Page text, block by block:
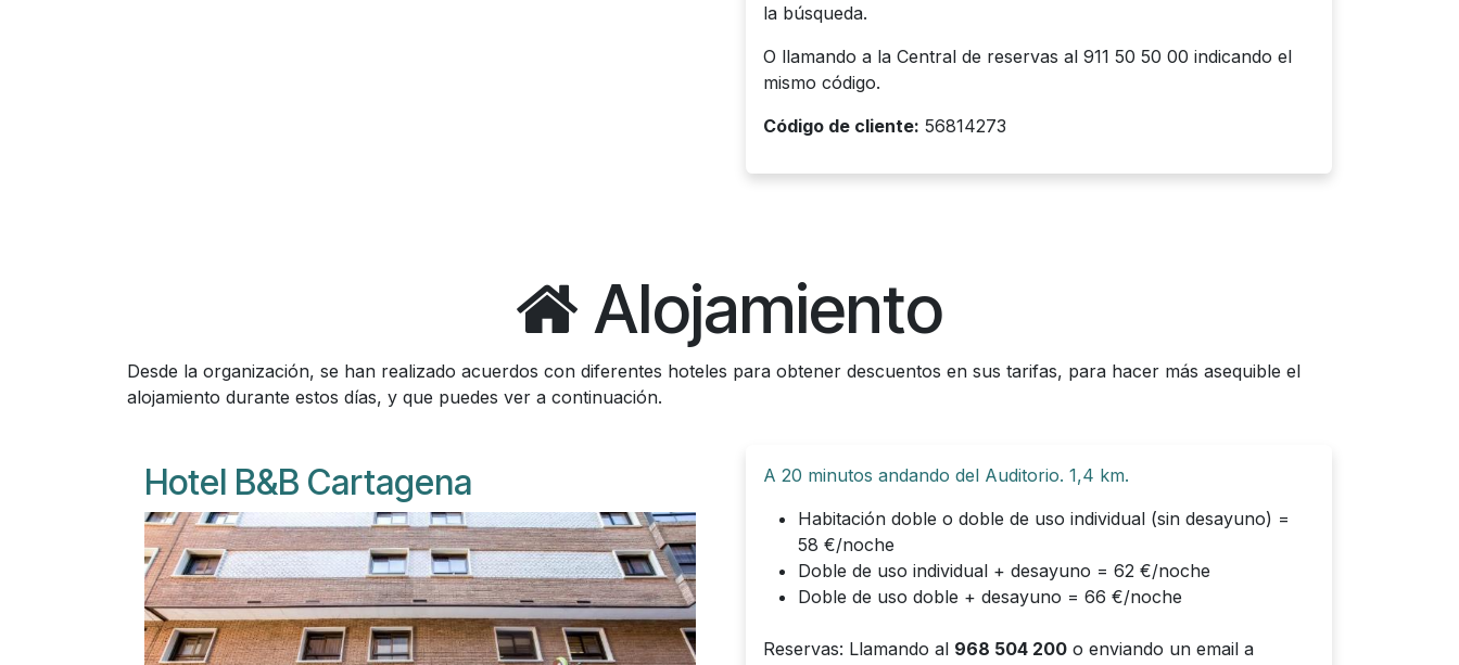
la búsqueda.
O llamando a la Central de reservas al 911 50 50 00 indicando el
mismo código.
Código de cliente: 56814273
Alojamiento
Desde la organización, se han realizado acuerdos con diferentes hoteles para obtener descuentos en sus tarifas, para hacer más asequible el
alojamiento durante estos días, y que puedes ver a continuación.
Hotel B&B Cartagena
A 20 minutos andando del Auditorio. 1,4 km.
Habitación doble o doble de uso individual (sin desayuno) =
58 €/noche
Doble de uso individual + desayuno = 62 €/noche
Doble de uso doble + desayuno = 66 €/noche
Reservas: Llamando al 968 504 200 o enviando un email a